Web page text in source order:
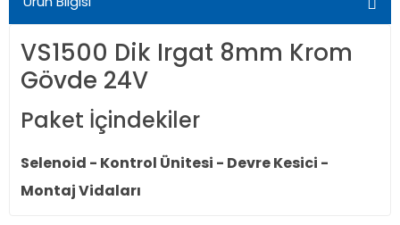
VS1500 Dik Irgat 8mm Krom
Gövde 24V
Paket İçindekiler
Selenoid - Kontrol Ünitesi - Devre Kesici -
Montaj Vidaları